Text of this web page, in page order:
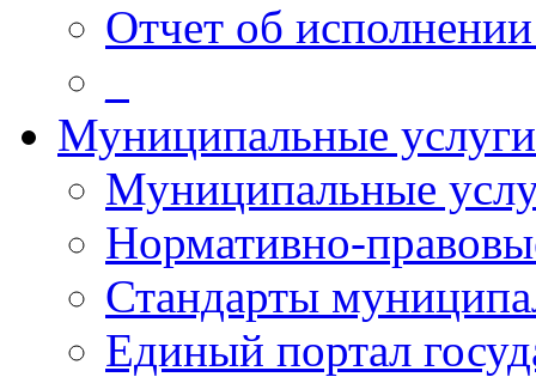
Отчет об
Муниципальные услуги
Муниципальные
Нормативно-
Стандарты
Единый портал